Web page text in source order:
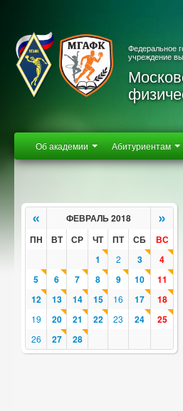
Федеральное
учреждение
Об академии Абитуриентам
« ФЕВРАЛЬ 2018 »
ПН ВТ СР ЧТ ПТ СБ
ВС
1
2 3
4
5
6 7 8 9 10
11
12
13 14 15 16 17 18
19 20 21 22 23 24 25
26 27 28